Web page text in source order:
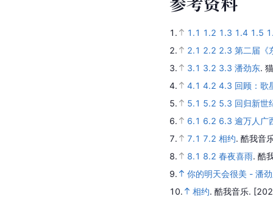
1. 1.1 1.2 1.3 1.4 1.5
2.
2.1 2.2 2.3 第二届《
3.
3.1 3.2 3.3 潘劲东.
4.
4.1 4.2 4.3 回顾：歌
5.
5.1 5.2 5.3 回归新世
6.
6.1 6.2 6.3 逾万人广
7.
7.1 7.2 相约. 酷我音
8.
8.1 8.2 春夜喜雨. 酷
9.
你的明天会很美 - 潘
10.
相约. 酷我音乐.